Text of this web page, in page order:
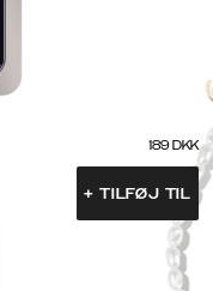
189 DKK
+ TILFØJ TIL